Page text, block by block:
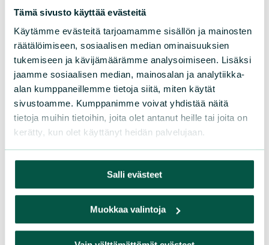
Tämä sivusto käyttää evästeitä
Käytämme evästeitä tarjoamamme sisällön ja mainosten
räätälöimiseen, sosiaalisen median ominaisuuksien
tukemiseen ja kävijämäärämme analysoimiseen. Lisäksi
jaamme sosiaalisen median, mainosalan ja analytiikka-
alan kumppaneillemme tietoja siitä, miten käytät
sivustoamme. Kumppanimme voivat yhdistää näitä
tietoja muihin tietoihin, joita olet antanut heille tai joita on
kerätty, kun olet käyttänyt heidän palvelujaan.
Salli evästeet
Muokkaa valintoja
Suomen luonnonsuojeluliiton
piirit
Etelä-Häme
Etelä-Karjala
Etelä-Savo
Kainuu
Keski-Suomi
Lappi
Pohjanmaa